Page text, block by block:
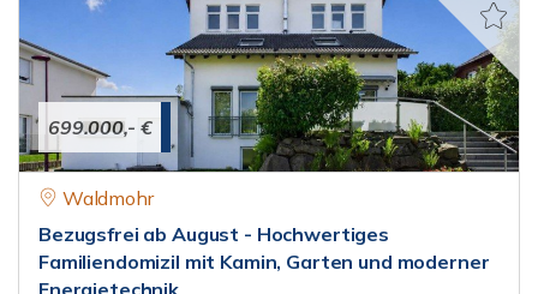
699.000,- €
Waldmohr
Bezugsfrei ab August - Hochwertiges
Familiendomizil mit Kamin, Garten und moderner
Energietechnik